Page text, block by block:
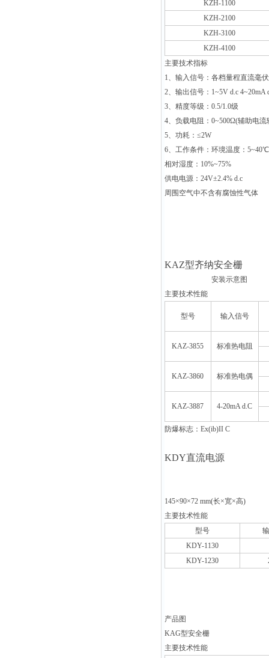
KZH-1100
KZH-2100
KZH-3100
KZH-4100
主要技术指标
1、输入信号：各档量程直流毫
2、输出信号：1~5V d.c 4~20mA
3、精度等级：0.5/1.0级
4、负载电阻：0~500Ω(辅助电流
5、功耗：≤2W
6、工作条件：环境温度：5~40℃
相对湿度：10%~75%
供电电源：24V±2.4% d.c
周围空气中不含有腐蚀性气体
KAZ型齐纳安全栅
安装示意图
主要技术性能
型号 输入信号
KAZ-3855 标准热电阻
KAZ-3860 标准热电偶
KAZ-3887 4-20mA d.C
防爆标志： Ex(ib)II C
KDY直流电源
145×90×72 mm(长×宽×高
主要技术性能
型号
KDY-1130
KDY-1230
产品图
KAG型安全栅
主要技术性能